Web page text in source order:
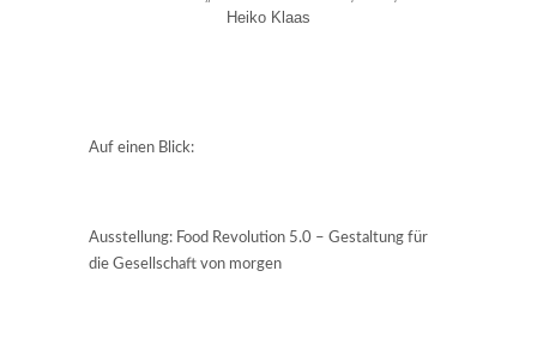
Heiko Klaas
Auf einen Blick:
Ausstellung: Food Revolution 5.0 – Gestaltung für
die Gesellschaft von morgen